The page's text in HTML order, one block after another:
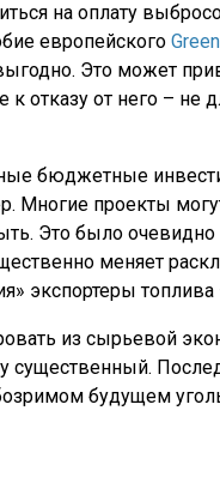
на оплату
европейского
Это может
к отказу от него –
бюджетные
Многие проекты
Это было очевидно
меняет
экспортеры
из сырьевой
существенный.
будущем